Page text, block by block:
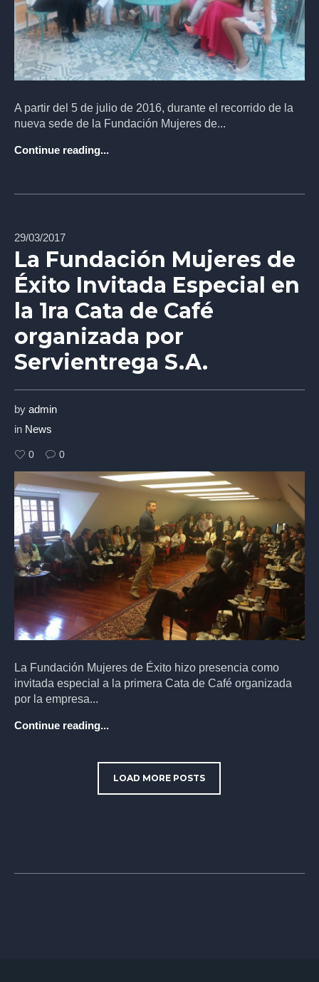
A partir del 5 de julio de 2016, durante el recorrido de la
nueva sede de la Fundación Mujeres de...
Continue reading...
29/03/2017
La Fundación Mujeres de
Éxito Invitada Especial en
la 1ra Cata de Café
organizada por
Servientrega S.A.
by admin
in News
0 0
La Fundación Mujeres de Éxito hizo presencia como
invitada especial a la primera Cata de Café organizada
por la empresa...
Continue reading...
LOAD MORE POSTS